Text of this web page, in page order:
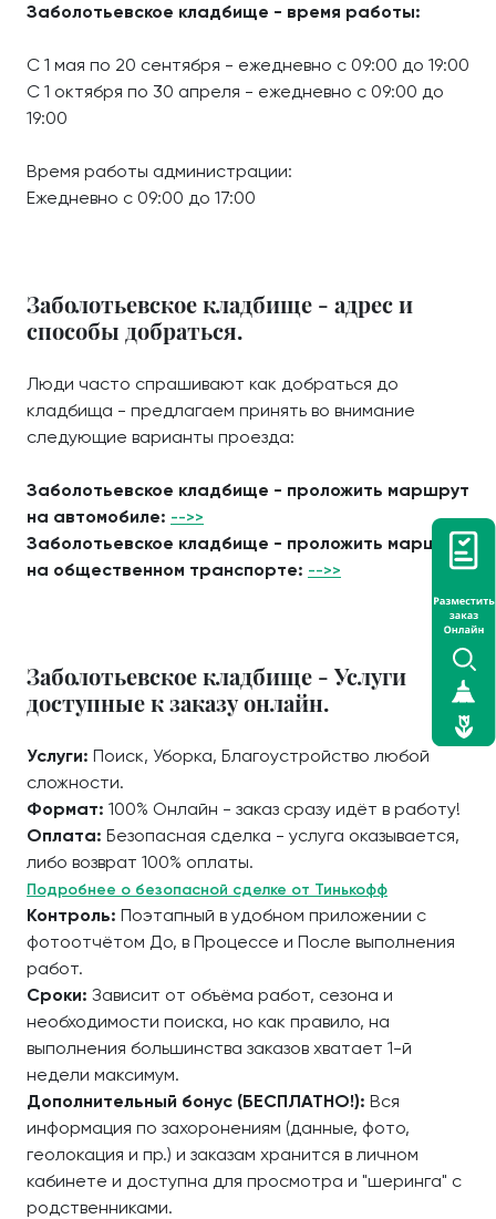
Заболотьевское кладбище - время работы:
С 1 мая по 20 сентября - ежедневно с 09:00 до 19:00
С 1 октября по 30 апреля - ежедневно с 09:00 до
19:00
Время работы администрации:
Ежедневно с 09:00 до 17:00
Заболотьевское кладбище - адрес и
способы добраться.
Люди часто спрашивают как добраться до
кладбища - предлагаем принять во внимание
следующие варианты проезда:
Заболотьевское кладбище - проложить маршрут
на автомобиле: -->>
Заболотьевское кладбище - проложить маршрут
на общественном транспорте: -->>
Заболотьевское кладбище - Услуги
доступные к заказу онлайн.
Услуги: Поиск, Уборка, Благоустройство любой
сложности.
Формат: 100% Онлайн - заказ сразу идёт в работу!
Оплата: Безопасная сделка - услуга оказывается,
либо возврат 100% оплаты.
Подробнее о безопасной сделке от Тинькофф
Контроль: Поэтапный в удобном приложении с
фотоотчётом До, в Процессе и После выполнения
работ.
Сроки: Зависит от объёма работ, сезона и
необходимости поиска, но как правило, на
выполнения большинства заказов хватает 1-й
недели максимум.
Дополнительный бонус (БЕСПЛАТНО!): Вся
информация по захоронениям (данные, фото,
геолокация и пр.) и заказам хранится в личном
кабинете и доступна для просмотра и "шеринга" с
родственниками.